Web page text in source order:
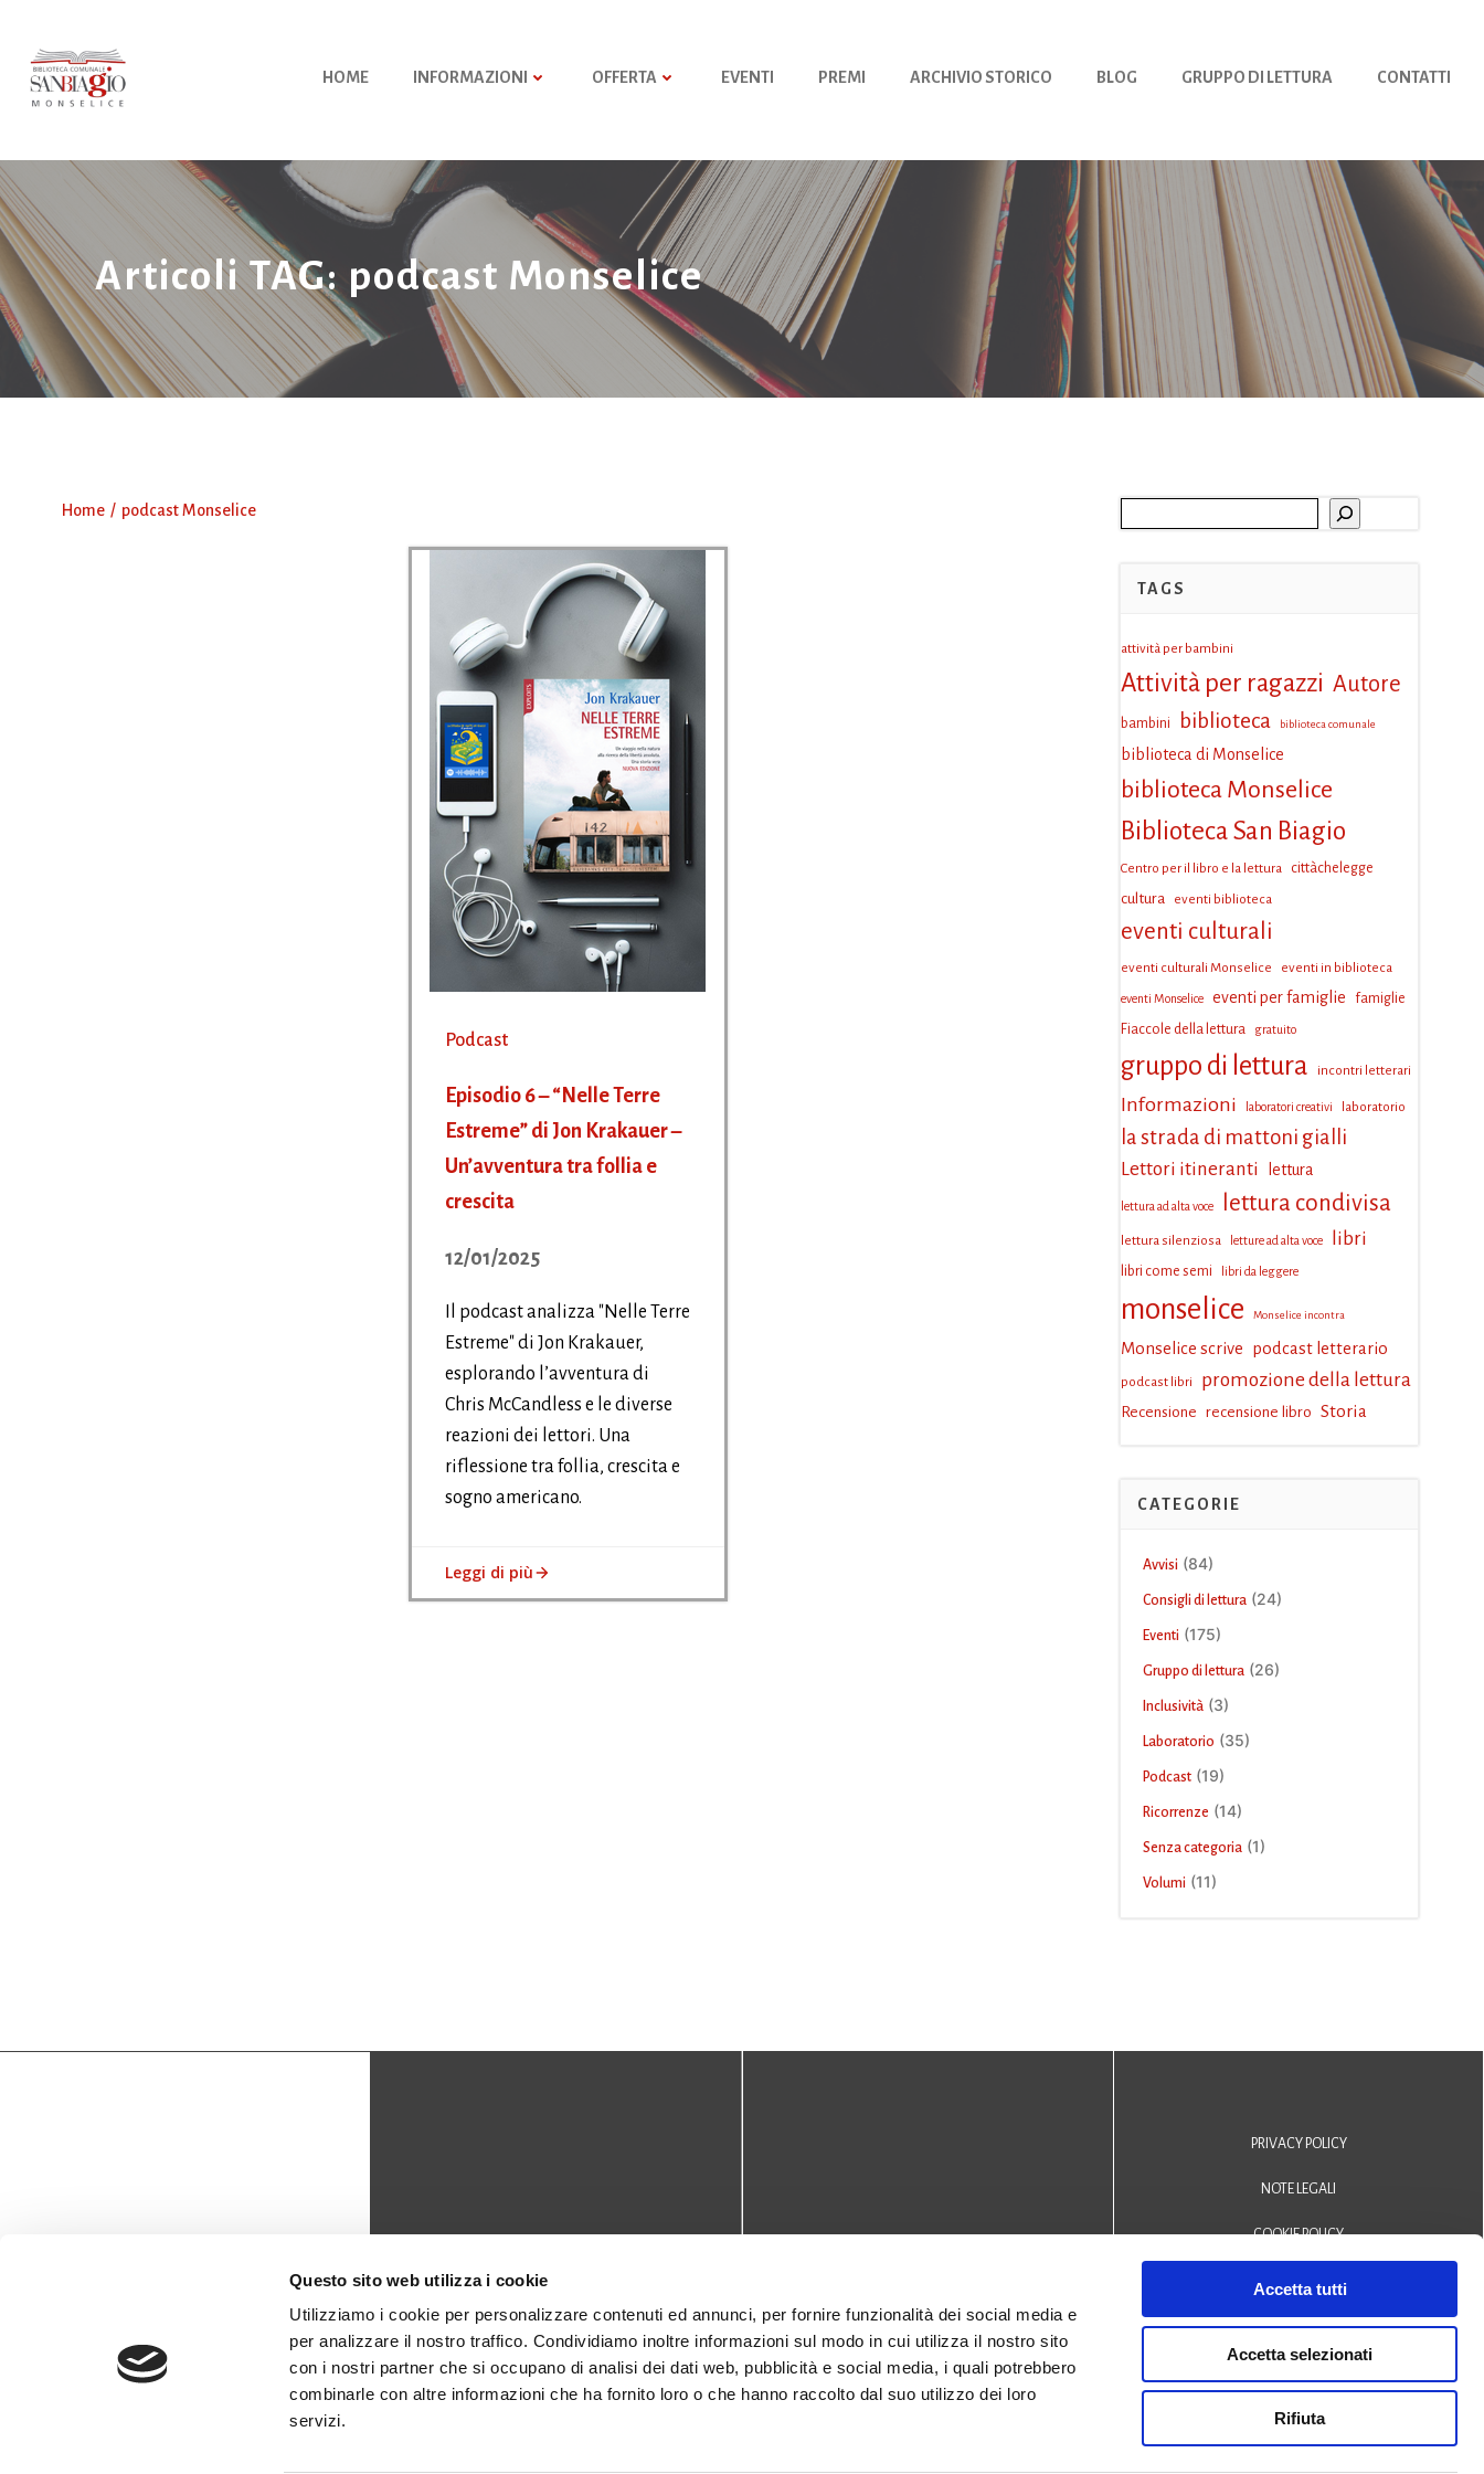
Questo sito web utilizza i cookie
Utilizziamo i cookie per personalizzare contenuti ed annunci, per fornire funzionalità dei social media e
per analizzare il nostro traffico. Condividiamo inoltre informazioni sul modo in cui utilizza il nostro sito
con i nostri partner che si occupano di analisi dei dati web, pubblicità e social media, i quali potrebbero
combinarle con altre informazioni che ha fornito loro o che hanno raccolto dal suo utilizzo dei loro
servizi.
Accetta tutti
Accetta selezionati
Rifiuta
contenuto
HOME INFORMAZIONI OFFERTA EVENTI PREMI ARCHIVIO STORICO BLOG GRUPPO DI LETTURA CONTATTI
Articoli TAG: podcast Monselice
Home podcast Monselice
Podcast
Episodio 6 – “Nelle Terre
Estreme” di Jon Krakauer –
Un’avventura tra follia e
crescita
12/01/2025
Il podcast analizza "Nelle Terre
Estreme" di Jon Krakauer,
esplorando l’avventura di
Chris McCandless e le diverse
reazioni dei lettori. Una
riflessione tra follia, crescita e
sogno americano.
Leggi di più
TAGS
attività per bambini
Attività per ragazzi Autore
bambini biblioteca biblioteca comunale
biblioteca di Monselice
biblioteca Monselice
Biblioteca San Biagio
Centro per il libro e la lettura cittàchelegge
cultura eventi biblioteca
eventi culturali
eventi culturali Monselice eventi in biblioteca
eventi Monselice eventi per famiglie
famiglie
Fiaccole della lettura
gratuito
gruppo di lettura incontri letterari
Informazioni laboratori creativi laboratorio
la strada di mattoni gialli
Lettori itineranti lettura
lettura ad alta voce lettura condivisa
lettura silenziosa letture ad alta voce libri
libri come semi libri da leggere
monselice Monselice incontra
Monselice scrive podcast letterario
podcast libri promozione della lettura
Recensione recensione libro Storia
CATEGORIE
Avvisi (84)
Consigli di lettura(24)
Eventi (175)
Gruppo di lettura(26)
Inclusività(3)
Laboratorio (35)
Podcast(19)
Ricorrenze (14)
Senza categoria(1)
Volumi (11)
biblioteca@comune.monselice.padova.it
0429 - 1905714
Via San Biagio,10
35043 Monselice (PD)
PRIVACY POLICY
NOTE LEGALI
COOKIE POLICY
DICHIARAZIONE DI ACCESSIBILITÀ
© 2024 Biblioteca Comunale
San Biagio Monselice -